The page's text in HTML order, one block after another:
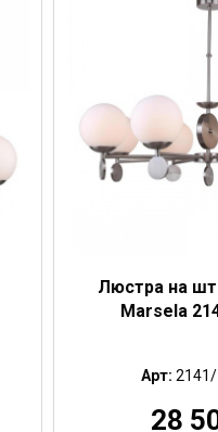
Люстра на
Marsela
Арт: 2141/
28